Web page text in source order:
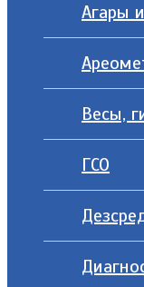
Агары
Весы,
ГСО